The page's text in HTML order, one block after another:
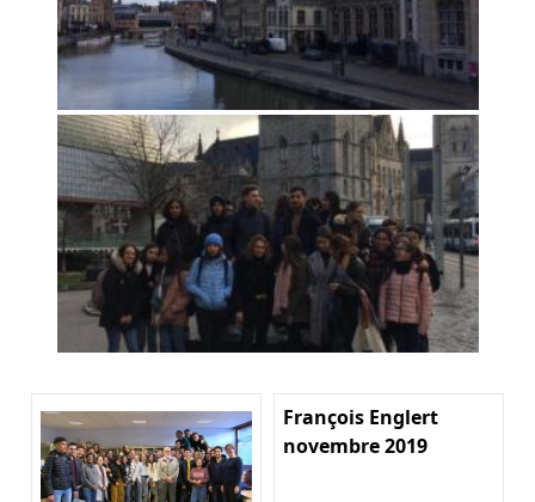
François Englert
novembre 2019